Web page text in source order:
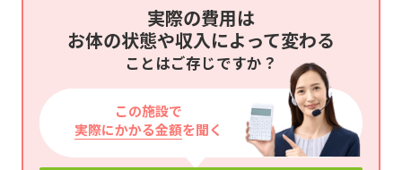
実際の費用は
お体の状態や収入によって変わる
ことはご存じですか？
この施設で
実際にかかる金額を聞く